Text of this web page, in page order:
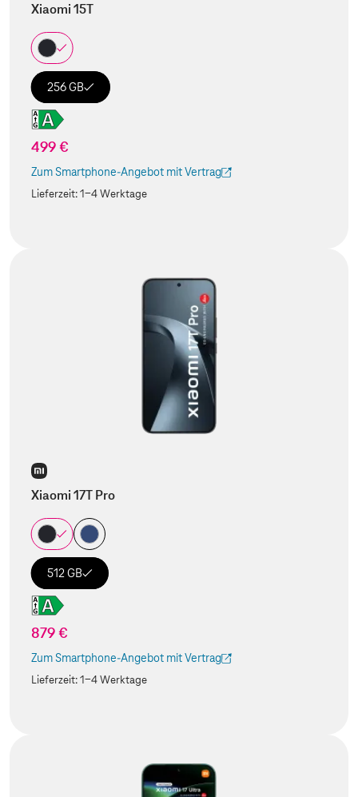
Xiaomi 15T
256 GB
499 €
Zum Smartphone-Angebot mit Vertrag
(Der Link wird in einem neuen Tab geöffnet)
Lieferzeit:1-4 Werktage
Xiaomi 17T Pro
512 GB
879 €
Zum Smartphone-Angebot mit Vertrag
(Der Link wird in einem neuen Tab geöffnet)
Lieferzeit:1-4 Werktage